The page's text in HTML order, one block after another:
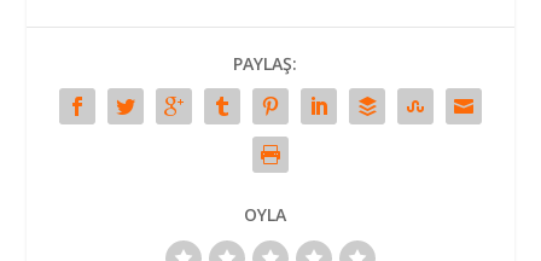
PAYLAŞ:
OYLA